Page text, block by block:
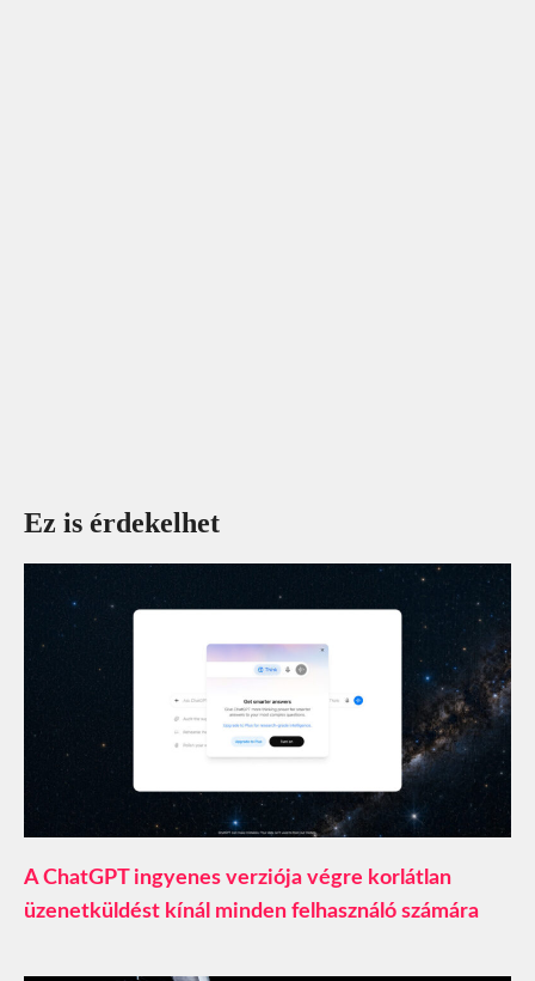
Ez is érdekelhet
A ChatGPT ingyenes verziója végre korlátlan
üzenetküldést kínál minden felhasználó számára